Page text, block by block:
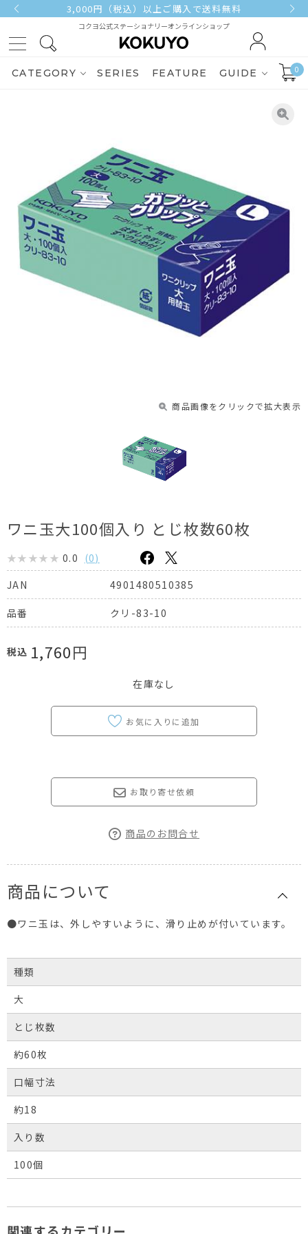
3,000円（税込）以上ご購入で送料無料
コクヨ公式ステーショナリーオンラインショップ
CATEGORY SERIES FEATURE GUIDE 0
商品画像をクリックで拡大表示
ワニ玉大100個入り とじ枚数60枚
0.0 (0)
JAN
4901480510385
品番 クリ-83-10
税込 1,760円
在庫なし
お取り寄せ依頼
商品のお問合せ
商品について
●ワニ玉は、外しやすいように、滑り止めが付いています。
種類
大
とじ枚数
約60枚
口幅寸法
約18
入り数
100個